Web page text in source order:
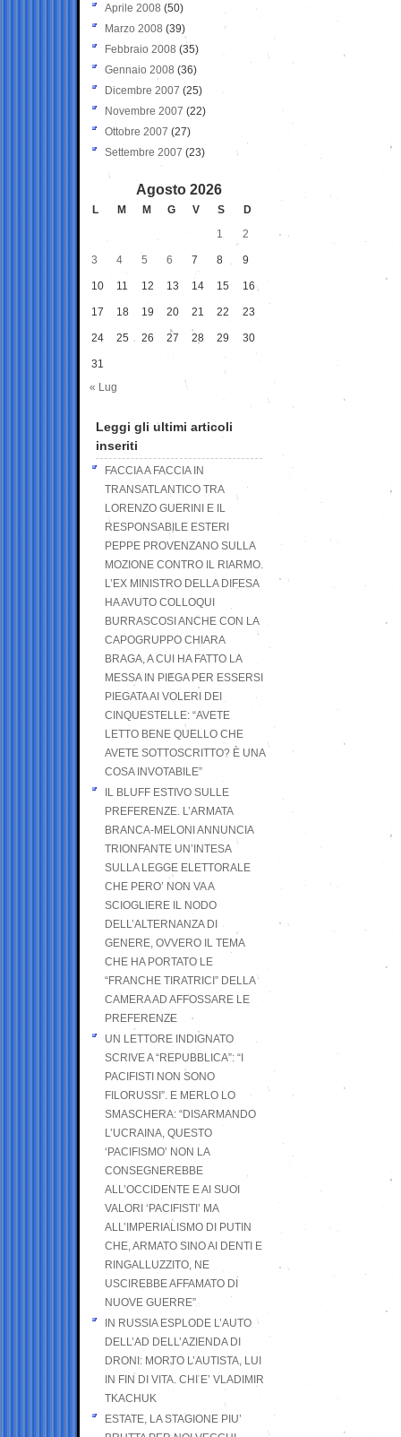
Aprile 2008 (50)
Marzo 2008 (39)
Febbraio 2008 (35)
Gennaio 2008 (36)
Dicembre 2007 (25)
Novembre 2007 (22)
Ottobre 2007 (27)
Settembre 2007 (23)
Agosto 2026
L M M G V S
D
1
2
3 4 5 6 7 8 9
10 11 12 13 14 15 16
17 18 19 20 21 22 23
24 25 26 27 28 29 30
31
« Lug
Leggi gli ultimi articoli
inseriti
FACCIA A FACCIA IN
TRANSATLANTICO TRA
LORENZO GUERINI E IL
RESPONSABILE ESTERI
PEPPE PROVENZANO SULLA
MOZIONE CONTRO IL RIARMO.
L’EX MINISTRO DELLA DIFESA
HA AVUTO COLLOQUI
BURRASCOSI ANCHE CON LA
CAPOGRUPPO CHIARA
BRAGA, A CUI HA FATTO LA
MESSA IN PIEGA PER ESSERSI
PIEGATA AI VOLERI DEI
CINQUESTELLE: “AVETE
LETTO BENE QUELLO CHE
AVETE SOTTOSCRITTO? È UNA
COSA INVOTABILE”
IL BLUFF ESTIVO SULLE
PREFERENZE. L’ARMATA
BRANCA-MELONI ANNUNCIA
TRIONFANTE UN’INTESA
SULLA LEGGE ELETTORALE
CHE PERO’ NON VA A
SCIOGLIERE IL NODO
DELL’ALTERNANZA DI
GENERE, OVVERO IL TEMA
CHE HA PORTATO LE
“FRANCHE TIRATRICI” DELLA
CAMERA AD AFFOSSARE LE
PREFERENZE
UN LETTORE INDIGNATO
SCRIVE A “REPUBBLICA”: “I
PACIFISTI NON SONO
FILORUSSI”. E MERLO LO
SMASCHERA: “DISARMANDO
L’UCRAINA, QUESTO
‘PACIFISMO’ NON LA
CONSEGNEREBBE
ALL’OCCIDENTE E AI SUOI
VALORI ‘PACIFISTI’ MA
ALL’IMPERIALISMO DI PUTIN
CHE, ARMATO SINO AI DENTI E
RINGALLUZZITO, NE
USCIREBBE AFFAMATO DI
NUOVE GUERRE”
IN RUSSIA ESPLODE L’AUTO
DELL’AD DELL’AZIENDA DI
DRONI: MORTO L’AUTISTA, LUI
IN FIN DI VITA. CHI E’ VLADIMIR
TKACHUK
ESTATE, LA STAGIONE PIU’